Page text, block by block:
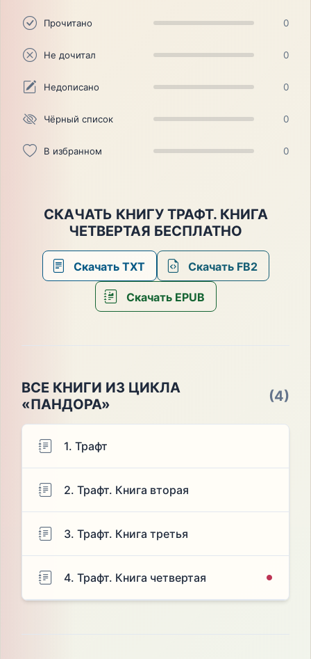
Прочитано 0
Не дочитал 0
Недописано 0
Чёрный список 0
В избранном 0
СКАЧАТЬ КНИГУ ТРАФТ. КНИГА
ЧЕТВЕРТАЯ БЕСПЛАТНО
Скачать TXT Скачать FB2
Скачать EPUB
ВСЕ КНИГИ ИЗ ЦИКЛА
«ПАНДОРА»
(4)
1. Трафт
2. Трафт. Книга вторая
3. Трафт. Книга третья
4. Трафт. Книга четвертая